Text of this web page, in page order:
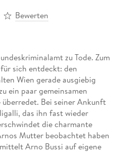
Bewerten
zu Tode. Zum
sich entdeckt: den
Wien gerade ausgiebig
ein paar gemeinsamen
Bei seiner Ankunft
das ihn fast wieder
die charmante
Mutter beobachtet haben
Arno Bussi auf eigene